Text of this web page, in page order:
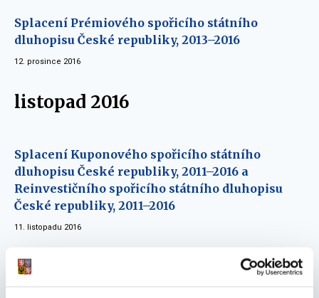
Splacení Prémiového spořicího státního
dluhopisu České republiky, 2013–2016
12. prosince 2016
listopad 2016
Splacení Kuponového spořicího státního
dluhopisu České republiky, 2011–2016 a
Reinvestičního spořicího státního dluhopisu
České republiky, 2011–2016
11. listopadu 2016
září 2016